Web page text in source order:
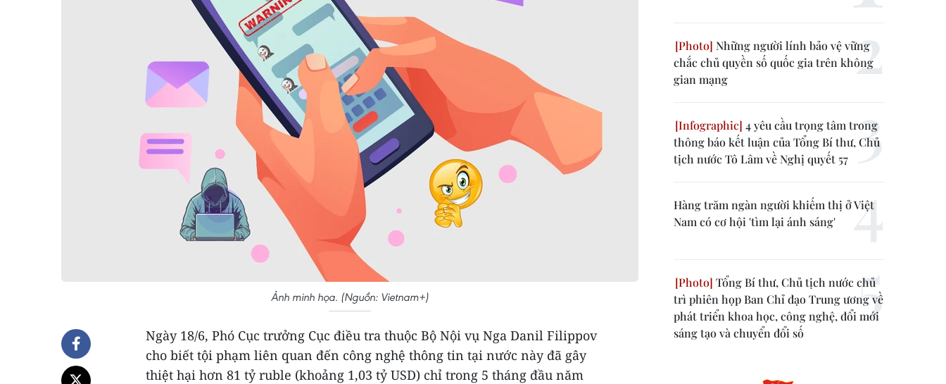
Ảnh minh họa. (Nguồn: Vietnam+)
Ngày 18/6, Phó Cục trưởng Cục điều tra thuộc Bộ Nội vụ Nga Danil Filippov
cho biết tội phạm liên quan đến công nghệ thông tin tại nước này đã gây
thiệt hại hơn 81 tỷ ruble (khoảng 1,03 tỷ USD) chỉ trong 5 tháng đầu năm
Những người lính bảo vệ vững
chắc chủ quyền số quốc gia trên không
gian mạng
4 yêu cầu trọng tâm trong
thông báo kết luận của Tổng Bí thư, Chủ
tịch nước Tô Lâm về Nghị quyết 57
Hàng trăm ngàn người khiếm thị ở Việt
Nam có cơ hội 'tìm lại ánh sáng'
Tổng Bí thư, Chủ tịch nước chủ
trì phiên họp Ban Chỉ đạo Trung ương về
phát triển khoa học, công nghệ, đổi mới
sáng tạo và chuyển đổi số